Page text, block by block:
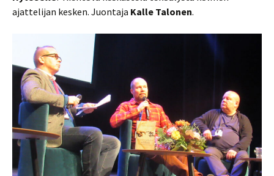
ajattelijan kesken. Juontaja Kalle Talonen.